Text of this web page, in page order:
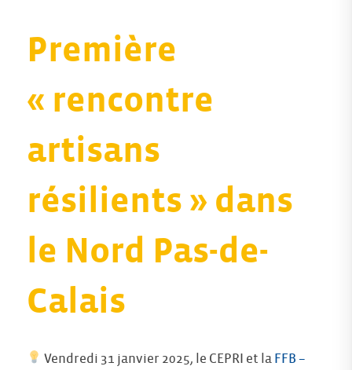
Première
« rencontre
artisans
résilients » dans
le Nord Pas-de-
Calais
Vendredi 31 janvier 2025, le CEPRI et la FFB –